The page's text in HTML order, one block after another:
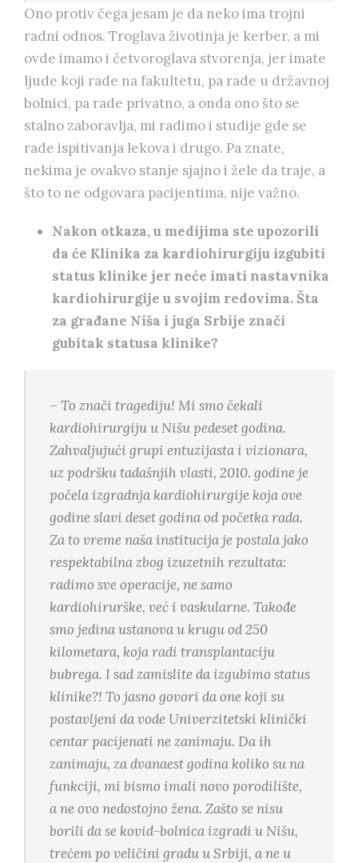
Ono protiv čega jesam je da neko ima trojni
radni odnos. Troglava životinja je kerber, a mi
ovde imamo i četvoroglava stvorenja, jer imate
ljude koji rade na fakultetu, pa rade u državnoj
bolnici, pa rade privatno, a onda ono što se
stalno zaboravlja, mi radimo i studije gde se
rade ispitivanja lekova i drugo. Pa znate,
nekima je ovakvo stanje sjajno i žele da traje, a
što to ne odgovara pacijentima, nije važno.
Nakon otkaza, u medijima ste upozorili
da će Klinika za kardiohirurgiju izgubiti
status klinike jer neće imati nastavnika
kardiohirurgije u svojim redovima. Šta
za građane Niša i juga Srbije znači
gubitak statusa klinike?
– To znači tragediju! Mi smo čekali
kardiohirurgiju u Nišu pedeset godina.
Zahvaljujući grupi entuzijasta i vizionara,
uz podršku tadašnjih vlasti, 2010. godine je
počela izgradnja kardiohirurgije koja ove
godine slavi deset godina od početka rada.
Za to vreme naša institucija je postala jako
respektabilna zbog izuzetnih rezultata:
radimo sve operacije, ne samo
kardiohirurške, već i vaskularne. Takođe
smo jedina ustanova u krugu od 250
kilometara, koja radi transplantaciju
bubrega. I sad zamislite da izgubimo status
klinike?! To jasno govori da one koji su
postavljeni da vode Univerzitetski klinički
centar pacijenati ne zanimaju. Da ih
zanimaju, za dvanaest godina koliko su na
funkciji, mi bismo imali novo porodilište,
a ne ovo nedostojno žena. Zašto se nisu
borili da se kovid-bolnica izgradi u Nišu,
trećem po veličini gradu u Srbiji, a ne u